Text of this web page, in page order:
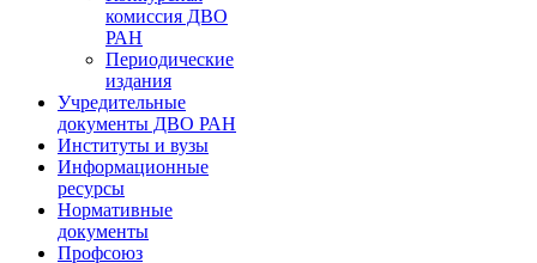
комиссия ДВО
РАН
Периодические
издания
Учредительные
документы ДВО РАН
Институты и вузы
Информационные
ресурсы
Нормативные
документы
Профсоюз